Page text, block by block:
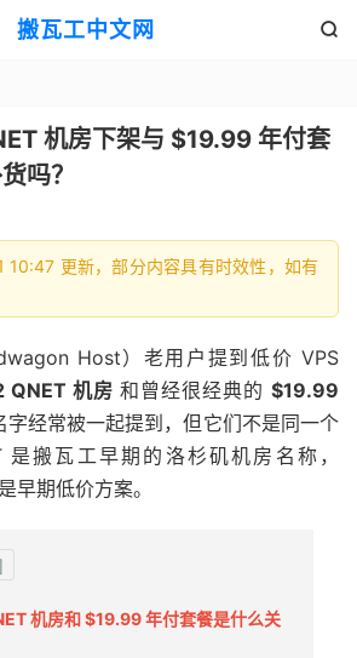
搬瓦工中文网 
机房下架与 $19.99 年付套
吗？
更新，部分内容具有时效性，如有
Host）老用户提到低价 VPS
QNET 机房 和曾经很经典的$19.99
字经常被一起提到，但它们不是同一个
是搬瓦工早期的洛杉矶机房名称，
早期低价方案。
机房和 $19.99 年付套餐是什么关